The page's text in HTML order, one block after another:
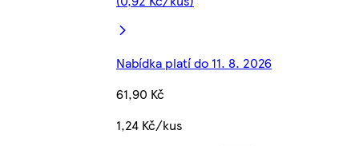
Nabídka platí do 11. 8. 2026
61,90 Kč
1,24 Kč/kus